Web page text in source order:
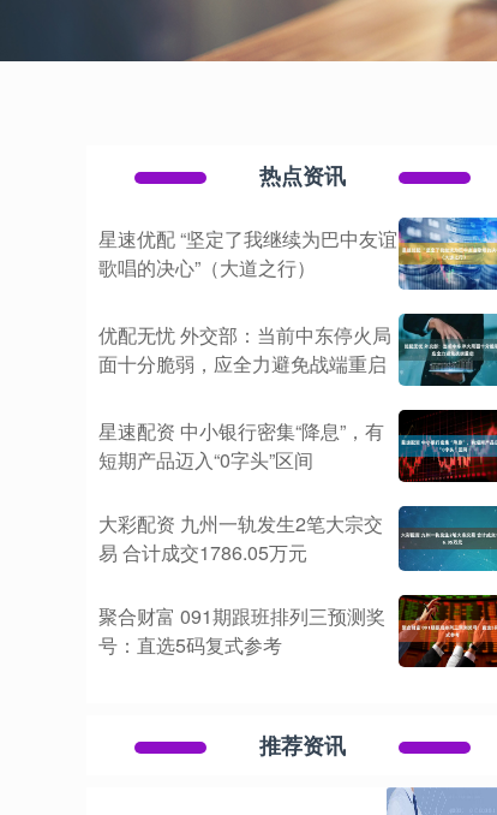
热点资讯
星速优配 “坚定了我继续为巴中友谊
歌唱的决心”（大道之行）
优配无忧 外交部：当前中东停火局
面十分脆弱，应全力避免战端重启
星速配资 中小银行密集“降息”，有
短期产品迈入“0字头”区间
大彩配资 九州一轨发生2笔大宗交
易 合计成交1786.05万元
聚合财富 091期跟班排列三预测奖
号：直选5码复式参考
推荐资讯